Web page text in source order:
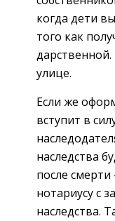
когда дети
того как
улице.
Если же
вступит в
наследства
после
нотариусу с
наследства.